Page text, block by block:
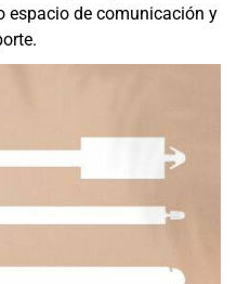
espacio de comunicación y